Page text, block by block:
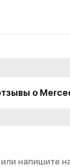
о
напишите